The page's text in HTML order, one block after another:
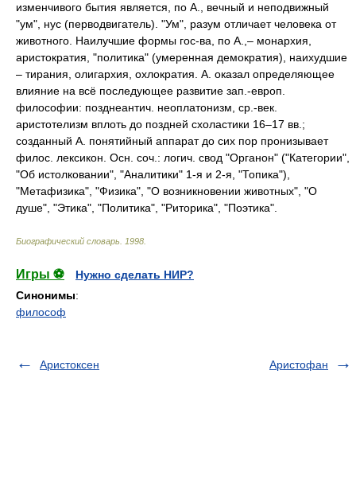
изменчивого бытия является, по А., вечный и неподвижный
"ум", нус (перводвигатель). "Ум", разум отличает человека от
животного. Наилучшие формы гос-ва, по А.,– монархия,
аристократия, "политика" (умеренная демократия), наихудшие
– тирания, олигархия, охлократия. А. оказал определяющее
влияние на всё последующее развитие зап.-европ.
философии: позднеантич. неоплатонизм, ср.-век.
аристотелизм вплоть до поздней схоластики 16–17 вв.;
созданный А. понятийный аппарат до сих пор пронизывает
филос. лексикон. Осн. соч.: логич. свод "Органон" ("Категории",
"Об истолковании", "Аналитики" 1-я и 2-я, "Топика"),
"Метафизика", "Физика", "О возникновении животных", "О
душе", "Этика", "Политика", "Риторика", "Поэтика".
Биографический словарь 1998
Игры ⚽
Нужно сделать НИР?
Синонимы:
философ
Аристоксен Аристофан